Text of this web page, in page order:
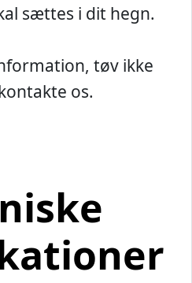
sættes i dit hegn.
tøv ikke
os.